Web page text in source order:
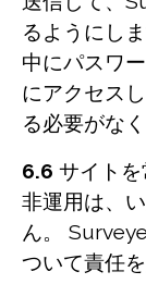
るようにし
中にパスワ
にアクセス
る必要がな
6.6 サイト
非運用は、
ん。
ついて責任